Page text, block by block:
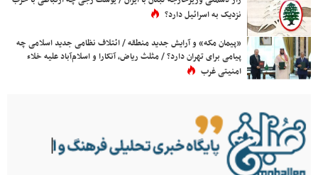
نزدیک به اسرائیل دارد؟
«پیمان مکه» و آرایش جدید منطقه / ائتلاف نظامی جدید اسلامی چه
پیامی برای تهران دارد؟ / مثلث ریاض، آنکارا و اسلام‌آباد علیه خلاء
امنیتی غرب